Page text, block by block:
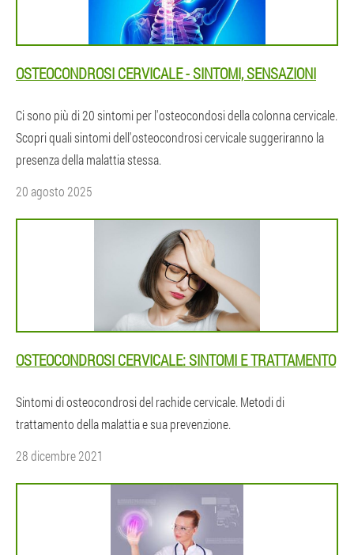
OSTEOCONDROSI CERVICALE - SINTOMI, SENSAZIONI
Ci sono più di 20 sintomi per l'osteocondosi della colonna cervicale.
Scopri quali sintomi dell'osteocondrosi cervicale suggeriranno la
presenza della malattia stessa.
20 agosto 2025
OSTEOCONDROSI CERVICALE: SINTOMI E TRATTAMENTO
Sintomi di osteocondrosi del rachide cervicale. Metodi di
trattamento della malattia e sua prevenzione.
28 dicembre 2021